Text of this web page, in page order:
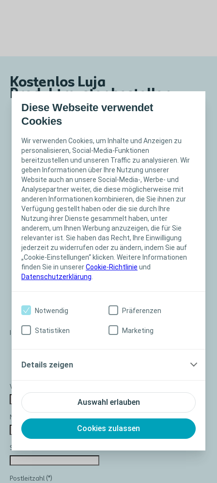
Diese Webseite verwendet
Cookies
Wir verwenden Cookies, um Inhalte und Anzeigen zu
personalisieren, Social-Media-Funktionen
bereitzustellen und unseren Traffic zu analysieren. Wir
geben Informationen über Ihre Nutzung unserer
Website auch an unsere Social-Media-, Werbe- und
Analysepartner weiter, die diese möglicherweise mit
anderen Informationen kombinieren, die Sie ihnen zur
Verfügung gestellt haben oder die sie durch Ihre
Nutzung ihrer Dienste gesammelt haben, unter
anderem, um Ihnen Werbung anzuzeigen, die für Sie
relevanter ist. Sie haben das Recht, Ihre Einwilligung
jederzeit zu widerrufen oder zu ändern, indem Sie auf
„Cookie-Einstellungen“ klicken. Weitere Informationen
finden Sie in unsererCookie-Richtlinie und
Datenschutzerklärung
Auswahl erlauben
Cookies zulassen
Notwendig Präferenzen
Statistiken Marketing
Details zeigen
Kostenlos Luja
Produktmuster bestellen
Muster kostenfrei
bestellen!
Da es sich bei diesem Produkt um ein
Medizinprodukt handelt, ist
dietelefonische Kontaktaufnahmefür die
individuelle Auswahl des passenden
Musters zwingend erforderlich.Vor
Musterversand rufen wir Sie an. Bitte
geben Sie dafür eine korrekte
Telefonnummer an.
Ich bin
Medizinische Fachperson
Vorname
Nachname
Strasse und Hausnr.
Postleitzahl